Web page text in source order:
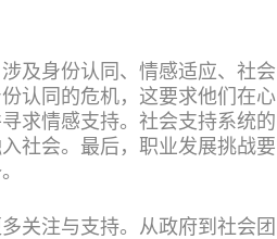
及身份认同、情感适应、社会
认同的危机，这要求他们在心
求情感支持。社会支持系统的
社会。最后，职业发展挑战要
关注与支持。从政府到社会团